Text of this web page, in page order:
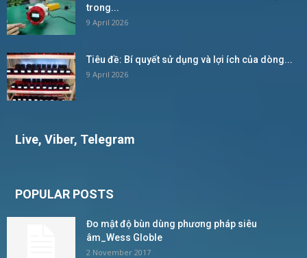
trong...
9 April 2026
Tiêu đề: Bí quyết sử dụng và lợi ích của dòng...
9 April 2026
Live, Viber, Telegram
POPULAR POSTS
Đo mật độ bùn dùng phương pháp siêu
âm_Wess Globle
2 November 2017